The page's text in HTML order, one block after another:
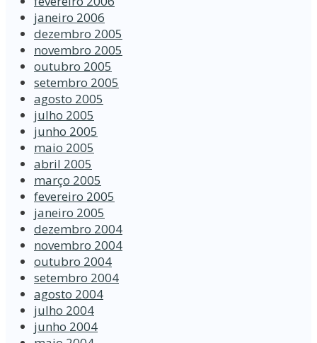
janeiro 2006
dezembro 2005
novembro 2005
outubro 2005
setembro 2005
agosto 2005
julho 2005
junho 2005
maio 2005
abril 2005
março 2005
fevereiro 2005
janeiro 2005
dezembro 2004
novembro 2004
outubro 2004
setembro 2004
agosto 2004
julho 2004
junho 2004